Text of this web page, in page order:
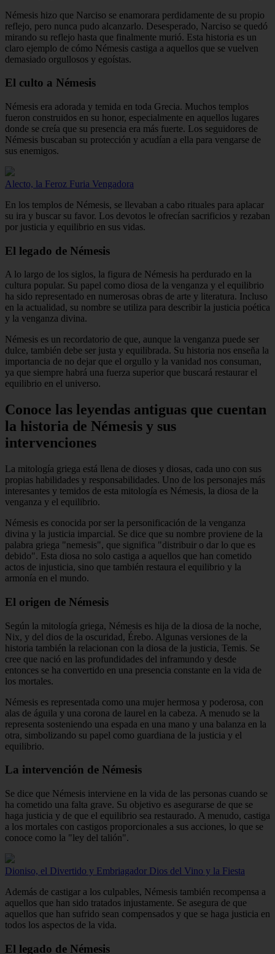
Némesis hizo que Narciso se enamorara perdidamente de su propio
reflejo, pero nunca pudo alcanzarlo. Desesperado, Narciso se quedó
mirando su reflejo hasta que finalmente murió. Esta historia es un
claro ejemplo de cómo Némesis castiga a aquellos que se vuelven
demasiado orgullosos y egoístas.
El culto a Némesis
Némesis era adorada y temida en toda Grecia. Muchos templos
fueron construidos en su honor, especialmente en aquellos lugares
donde se creía que su presencia era más fuerte. Los seguidores de
Némesis buscaban su protección y acudían a ella para vengarse de
sus enemigos.
Alecto, la Feroz Furia Vengadora
En los templos de Némesis, se llevaban a cabo rituales para aplacar
su ira y buscar su favor. Los devotos le ofrecían sacrificios y rezaban
por justicia y equilibrio en sus vidas.
El legado de Némesis
A lo largo de los siglos, la figura de Némesis ha perdurado en la
cultura popular. Su papel como diosa de la venganza y el equilibrio
ha sido representado en numerosas obras de arte y literatura. Incluso
en la actualidad, su nombre se utiliza para describir la justicia poética
y la venganza divina.
Némesis es un recordatorio de que, aunque la venganza puede ser
dulce, también debe ser justa y equilibrada. Su historia nos enseña la
importancia de no dejar que el orgullo y la vanidad nos consuman,
ya que siempre habrá una fuerza superior que buscará restaurar el
equilibrio en el universo.
Conoce las leyendas antiguas que cuentan
la historia de Némesis y sus
intervenciones
La mitología griega está llena de dioses y diosas, cada uno con sus
propias habilidades y responsabilidades. Uno de los personajes más
interesantes y temidos de esta mitología es Némesis, la diosa de la
venganza y el equilibrio.
Némesis es conocida por ser la personificación de la venganza
divina y la justicia imparcial. Se dice que su nombre proviene de la
palabra griega "nemesis", que significa "distribuir o dar lo que es
debido". Esta diosa no solo castiga a aquellos que han cometido
actos de injusticia, sino que también restaura el equilibrio y la
armonía en el mundo.
El origen de Némesis
Según la mitología griega, Némesis es hija de la diosa de la noche,
Nix, y del dios de la oscuridad, Érebo. Algunas versiones de la
historia también la relacionan con la diosa de la justicia, Temis. Se
cree que nació en las profundidades del inframundo y desde
entonces se ha convertido en una presencia constante en la vida de
los mortales.
Némesis es representada como una mujer hermosa y poderosa, con
alas de águila y una corona de laurel en la cabeza. A menudo se la
representa sosteniendo una espada en una mano y una balanza en la
otra, simbolizando su papel como guardiana de la justicia y el
equilibrio.
La intervención de Némesis
Se dice que Némesis interviene en la vida de las personas cuando se
ha cometido una falta grave. Su objetivo es asegurarse de que se
haga justicia y de que el equilibrio sea restaurado. A menudo, castiga
a los mortales con castigos proporcionales a sus acciones, lo que se
conoce como la "ley del talión".
Dioniso, el Divertido y Embriagador Dios del Vino y la Fiesta
Además de castigar a los culpables, Némesis también recompensa a
aquellos que han sido tratados injustamente. Se asegura de que
aquellos que han sufrido sean compensados y que se haga justicia en
todos los aspectos de la vida.
El legado de Némesis